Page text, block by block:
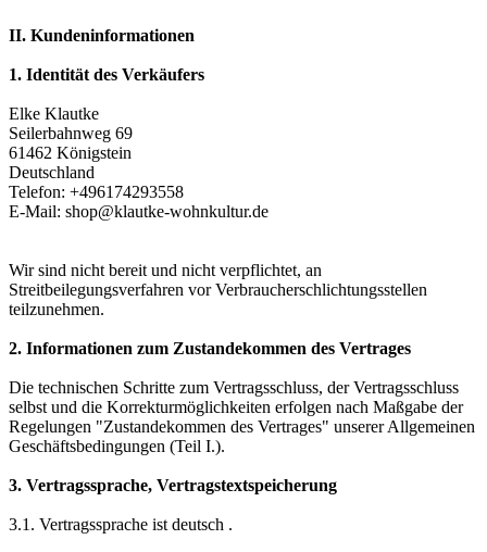
II. Kundeninformationen
1. Identität des Verkäufers
Elke Klautke
Seilerbahnweg 69
61462 Königstein
Deutschland
Telefon: +496174293558
E-Mail: shop@klautke-wohnkultur.de
Wir sind nicht bereit und nicht verpflichtet, an
Streitbeilegungsverfahren vor Verbraucherschlichtungsstellen
teilzunehmen.
2. Informationen zum Zustandekommen des Vertrages
Die technischen Schritte zum Vertragsschluss, der Vertragsschluss
selbst und die Korrekturmöglichkeiten erfolgen nach Maßgabe der
Regelungen "Zustandekommen des Vertrages" unserer Allgemeinen
Geschäftsbedingungen (Teil I.).
3. Vertragssprache, Vertragstextspeicherung
3.1. Vertragssprache ist deutsch .